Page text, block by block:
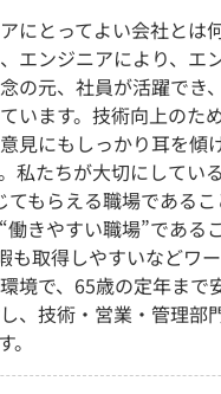
にとってよい会社とは
エンジニアにより、エ
の元、社員が活躍でき
います。技術向上のた
見にもしっかり耳を傾
私たちが大切にしてい
もらえる職場である
働きやすい職場”である
も取得しやすいなどワ
境で、65歳の定年まで
、技術・営業・管理部